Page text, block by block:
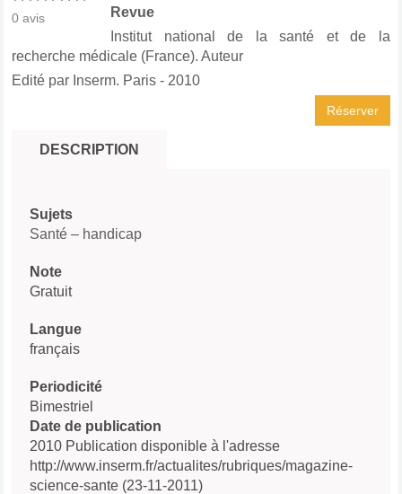
0 avis
Revue
Institut national de la santé et de la
recherche médicale (France). Auteur
Edité par Inserm. Paris - 2010
Réserver
DESCRIPTION
Sujets
Santé – handicap
Note
Gratuit
Langue
français
Periodicité
Bimestriel
Date de publication
2010 Publication disponible à l'adresse
http://www.inserm.fr/actualites/rubriques/magazine-
science-sante (23-11-2011)